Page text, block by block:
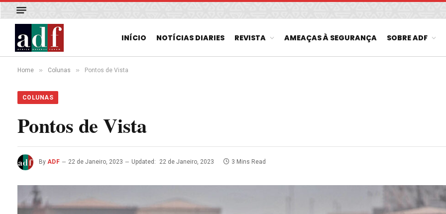
INÍCIO NOTÍCIAS DIARIES REVISTA AMEAÇAS À SEGURANÇA SOBRE ADF
Home » Colunas » Pontos de Vista
COLUNAS
Pontos de Vista
By ADF 22 de Janeiro, 2023 Updated: 22 de Janeiro, 2023 3 Mins Read